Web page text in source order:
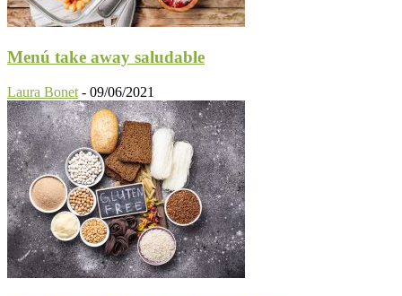
Menú take away saludable
Laura Bonet - 09/06/2021